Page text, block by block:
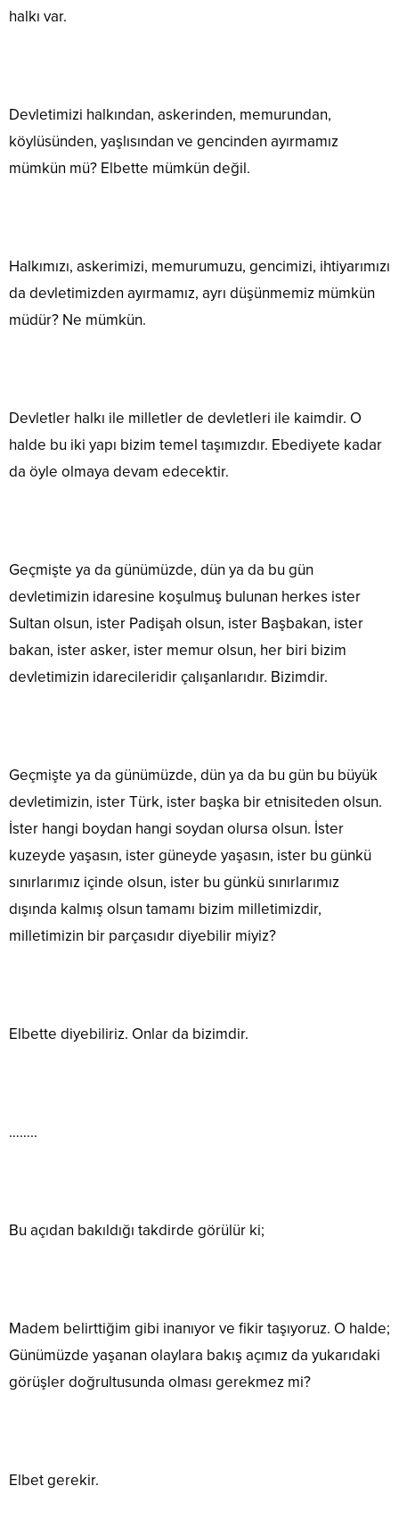
halkı var.
Devletimizi halkından, askerinden, memurundan,
köylüsünden, yaşlısından ve gencinden ayırmamız
mümkün mü? Elbette mümkün değil.
Halkımızı, askerimizi, memurumuzu, gencimizi, ihtiyarımızı
da devletimizden ayırmamız, ayrı düşünmemiz mümkün
müdür? Ne mümkün.
Devletler halkı ile milletler de devletleri ile kaimdir. O
halde bu iki yapı bizim temel taşımızdır. Ebediyete kadar
da öyle olmaya devam edecektir.
Geçmişte ya da günümüzde, dün ya da bu gün
devletimizin idaresine koşulmuş bulunan herkes ister
Sultan olsun, ister Padişah olsun, ister Başbakan, ister
bakan, ister asker, ister memur olsun, her biri bizim
devletimizin idarecileridir çalışanlarıdır. Bizimdir.
Geçmişte ya da günümüzde, dün ya da bu gün bu büyük
devletimizin, ister Türk, ister başka bir etnisiteden olsun.
İster hangi boydan hangi soydan olursa olsun. İster
kuzeyde yaşasın, ister güneyde yaşasın, ister bu günkü
sınırlarımız içinde olsun, ister bu günkü sınırlarımız
dışında kalmış olsun tamamı bizim milletimizdir,
milletimizin bir parçasıdır diyebilir miyiz?
Elbette diyebiliriz. Onlar da bizimdir.
……..
Bu açıdan bakıldığı takdirde görülür ki;
Madem belirttiğim gibi inanıyor ve fikir taşıyoruz. O halde;
Günümüzde yaşanan olaylara bakış açımız da yukarıdaki
görüşler doğrultusunda olması gerekmez mi?
Elbet gerekir.